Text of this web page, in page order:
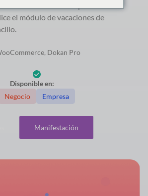
todos sus productos
el módulo de vacaciones de
Dokan Pro
Disponible en:
Negocio
Empresa
Manifestación